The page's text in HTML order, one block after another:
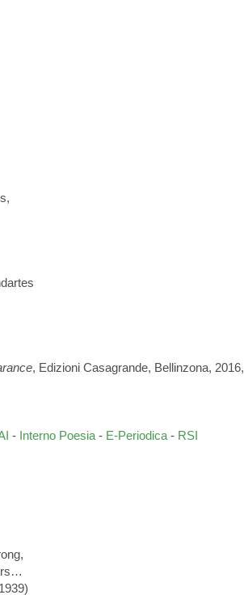
, Edizioni Casagrande, Bellinzona, 2016,
- Interno Poesia - E-Periodica - RSI